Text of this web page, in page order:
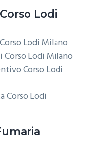
Lodi
Lodi Milano
Corso Lodi Milano
Corso Lodi
Corso Lodi